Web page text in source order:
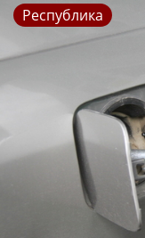
Республика